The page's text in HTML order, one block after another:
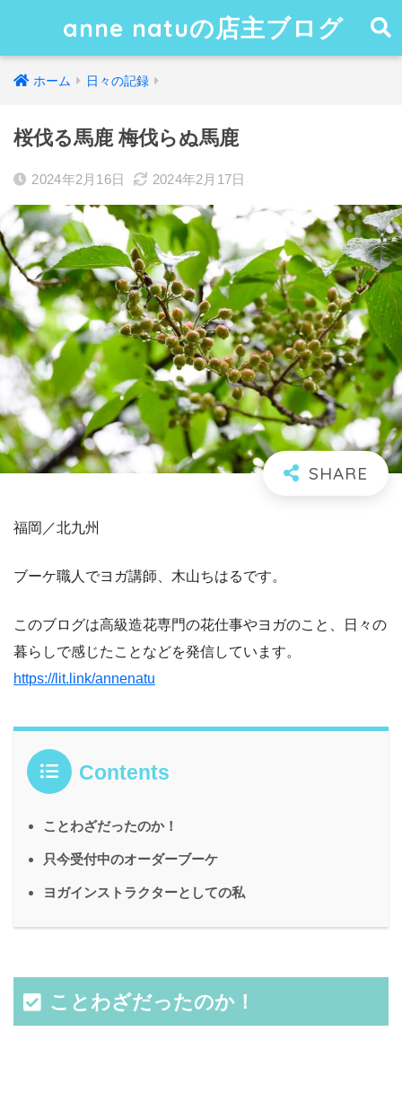
anne natuの店主ブログ
ホーム 日々の記録
桜伐る馬鹿 梅伐らぬ馬鹿
2024年2月16日 2024年2月17日
福岡／北九州
ブーケ職人でヨガ講師、木山ちはるです。
このブログは高級造花専門の花仕事やヨガのこと、日々の
暮らしで感じたことなどを発信しています。
https://lit.link/annenatu
Contents
ことわざだったのか！
只今受付中のオーダーブーケ
ヨガインストラクターとしての私
ことわざだったのか！